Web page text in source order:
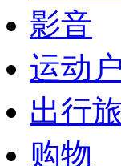
影音
运动
出行
购物